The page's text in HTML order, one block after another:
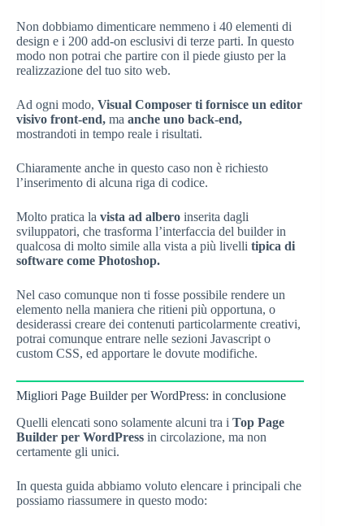
Non dobbiamo dimenticare nemmeno i 40 elementi di
design e i 200 add-on esclusivi di terze parti. In questo
modo non potrai che partire con il piede giusto per la
realizzazione del tuo sito web.
Ad ogni modo, Visual Composer ti fornisce un editor
visivo front-end, ma anche uno back-end,
mostrandoti in tempo reale i risultati.
Chiaramente anche in questo caso non è richiesto
l’inserimento di alcuna riga di codice.
Molto pratica la vista ad albero inserita dagli
sviluppatori, che trasforma l’interfaccia del builder in
qualcosa di molto simile alla vista a più livelli tipica di
software come Photoshop.
Nel caso comunque non ti fosse possibile rendere un
elemento nella maniera che ritieni più opportuna, o
desiderassi creare dei contenuti particolarmente creativi,
potrai comunque entrare nelle sezioni Javascript o
custom CSS, ed apportare le dovute modifiche.
Migliori Page Builder per WordPress: in conclusione
Quelli elencati sono solamente alcuni tra i Top Page
Builder per WordPress in circolazione, ma non
certamente gli unici.
In questa guida abbiamo voluto elencare i principali che
possiamo riassumere in questo modo: